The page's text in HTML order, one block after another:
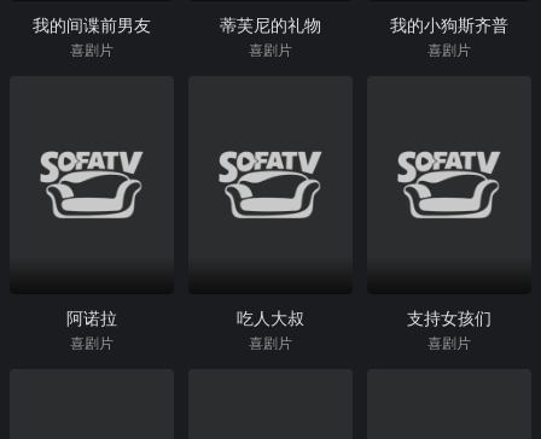
我的间谍前男友
喜剧片
蒂芙尼的礼物
喜剧片
我的小狗斯齐普
喜剧片
阿诺拉
喜剧片
吃人大叔
喜剧片
支持女孩们
喜剧片